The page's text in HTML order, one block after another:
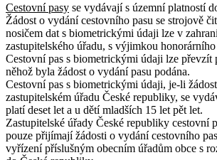
Cestovní pasy se vydávají s územní platností
Žádost o vydání cestovního pasu se strojově
nosičem dat s biometrickými údaji lze v
zastupitelského úřadu, s výjimkou
Cestovní pas s biometrickými údaji lze převzít
něhož byla žádost o vydání pasu podána.
Cestovní pas s biometrickými údaji, je-li
zastupitelském úřadu České republiky, se
platí deset let a u dětí mladších 15 let pět let.
Zastupitelské úřady České republiky cestovní
pouze přijímají žádosti o vydání cestovního
vyřízení příslušným obecním úřadům obce s